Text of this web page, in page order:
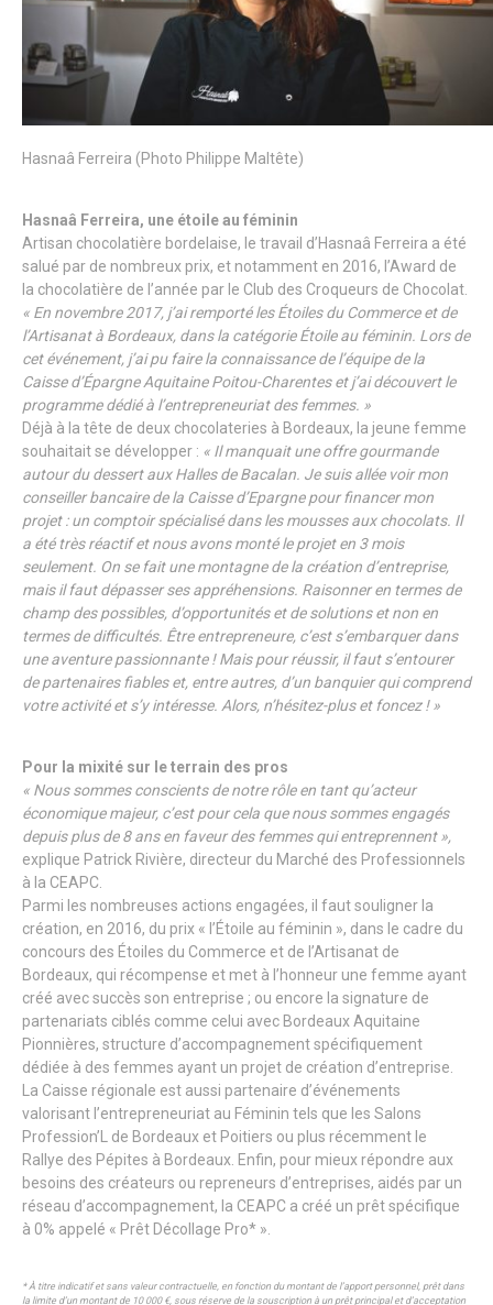
Hasnaâ Ferreira (Photo Philippe Maltête)
Hasnaâ Ferreira, une étoile au féminin
Artisan chocolatière bordelaise, le travail d’Hasnaâ Ferreira a été
salué par de nombreux prix, et notamment en 2016, l’Award de
la chocolatière de l’année par le Club des Croqueurs de Chocolat.
« En novembre 2017, j’ai remporté les Étoiles du Commerce et de
l’Artisanat à Bordeaux, dans la catégorie Étoile au féminin. Lors de
cet événement, j’ai pu faire la connaissance de l’équipe de la
Caisse d’Épargne Aquitaine Poitou-Charentes et j’ai découvert le
programme dédié à l’entrepreneuriat des femmes. »
Déjà à la tête de deux chocolateries à Bordeaux, la jeune femme
souhaitait se développer : « Il manquait une offre gourmande
autour du dessert aux Halles de Bacalan. Je suis allée voir mon
conseiller bancaire de la Caisse d’Epargne pour financer mon
projet : un comptoir spécialisé dans les mousses aux chocolats. Il
a été très réactif et nous avons monté le projet en 3 mois
seulement. On se fait une montagne de la création d’entreprise,
mais il faut dépasser ses appréhensions. Raisonner en termes de
champ des possibles, d’opportunités et de solutions et non en
termes de difficultés. Être entrepreneure, c’est s’embarquer dans
une aventure passionnante ! Mais pour réussir, il faut s’entourer
de partenaires fiables et, entre autres, d’un banquier qui comprend
votre activité et s’y intéresse. Alors, n’hésitez-plus et foncez ! »
Pour la mixité sur le terrain des pros
« Nous sommes conscients de notre rôle en tant qu’acteur
économique majeur, c’est pour cela que nous sommes engagés
depuis plus de 8 ans en faveur des femmes qui entreprennent »,
explique Patrick Rivière, directeur du Marché des Professionnels
à la CEAPC.
Parmi les nombreuses actions engagées, il faut souligner la
création, en 2016, du prix « l’Étoile au féminin », dans le cadre du
concours des Étoiles du Commerce et de l’Artisanat de
Bordeaux, qui récompense et met à l’honneur une femme ayant
créé avec succès son entreprise ; ou encore la signature de
partenariats ciblés comme celui avec Bordeaux Aquitaine
Pionnières, structure d’accompagnement spécifiquement
dédiée à des femmes ayant un projet de création d’entreprise.
La Caisse régionale est aussi partenaire d’événements
valorisant l’entrepreneuriat au Féminin tels que les Salons
Profession’L de Bordeaux et Poitiers ou plus récemment le
Rallye des Pépites à Bordeaux. Enfin, pour mieux répondre aux
besoins des créateurs ou repreneurs d’entreprises, aidés par un
réseau d’accompagnement, la CEAPC a créé un prêt spécifique
à 0% appelé « Prêt Décollage Pro* ».
* À titre indicatif et sans valeur contractuelle, en fonction du montant de l’apport personnel, prêt dans
la limite d’un montant de 10 000 €, sous réserve de la souscription à un prêt principal et d’acceptation